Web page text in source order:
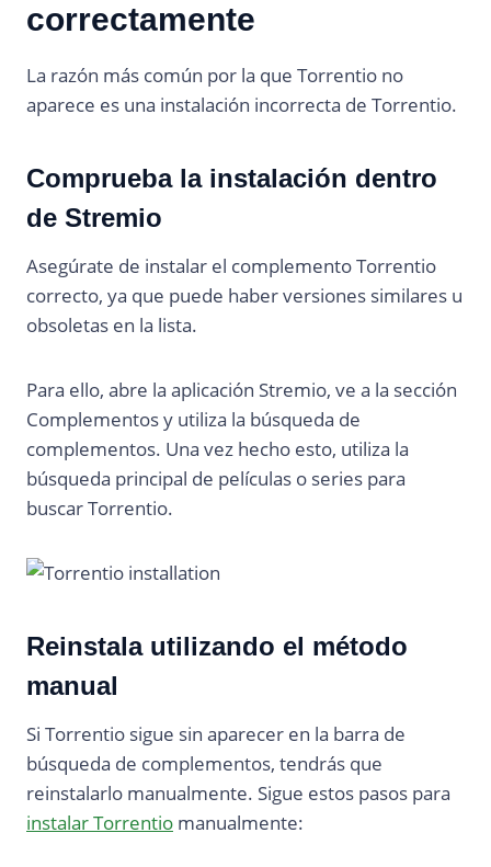
correctamente
La razón más común por la que Torrentio no
aparece es una instalación incorrecta de Torrentio.
Comprueba la instalación dentro
de Stremio
Asegúrate de instalar el complemento Torrentio
correcto, ya que puede haber versiones similares u
obsoletas en la lista.
Para ello, abre la aplicación Stremio, ve a la sección
Complementos y utiliza la búsqueda de
complementos. Una vez hecho esto, utiliza la
búsqueda principal de películas o series para
buscar Torrentio.
Reinstala utilizando el método
manual
Si Torrentio sigue sin aparecer en la barra de
búsqueda de complementos, tendrás que
reinstalarlo manualmente. Sigue estos pasos para
instalar Torrentio manualmente: